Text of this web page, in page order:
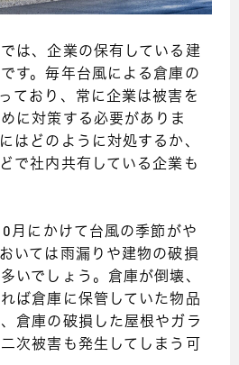
は、企業の保有している建
す。毎年台風による倉庫の
ており、常に企業は被害を
に対策する必要がありま
はどのように対処するか、
で社内共有している企業も
月にかけて台風の季節がや
いては雨漏りや建物の破損
いでしょう。倉庫が倒壊、
ば倉庫に保管していた物品
倉庫の破損した屋根やガラ
次被害も発生してしまう可